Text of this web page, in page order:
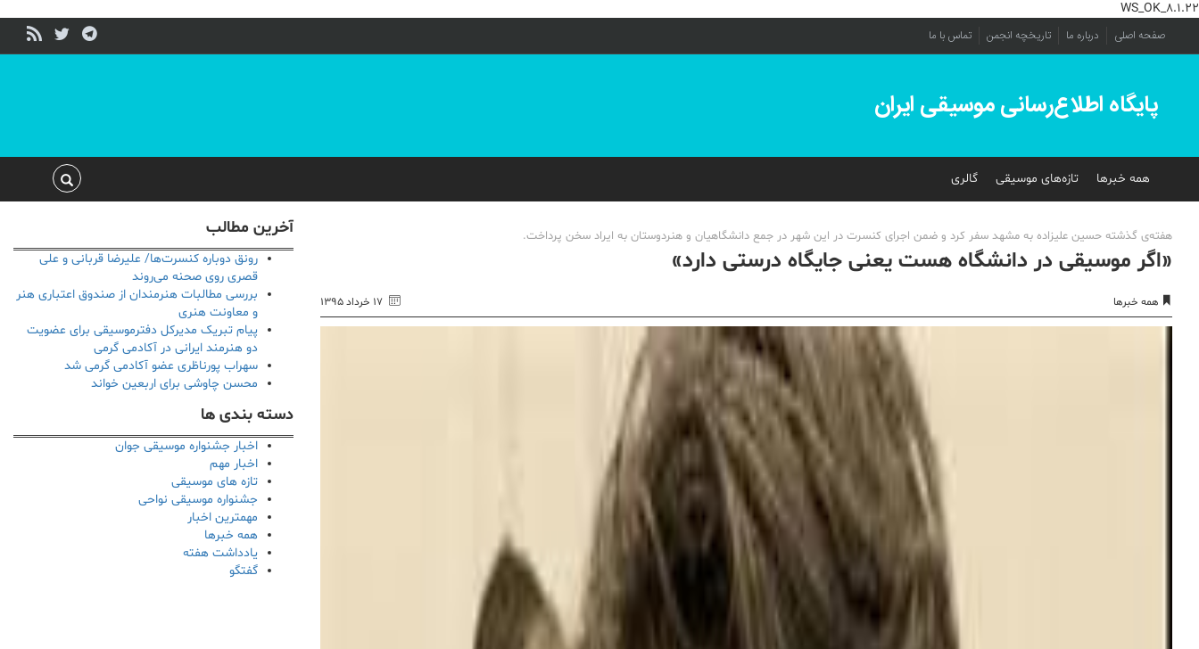
WS_OK_8.1.22
صفحه اصلی درباره ما تاریخچه انجمن تماس با ما
پایگاه اطلاع‌رسانی موسیقی ایران
همه خبرها تازه‌های موسیقی گالری
هفته‌ی گذشته حسین علیزاده به مشهد سفر کرد و ضمن اجرای کنسرت در این شهر در جمع دانشگاهیان و هنردوستان به ایراد سخن پرداخت.
«اگر موسیقی در دانشگاه هست یعنی جایگاه درستی دارد»
همه خبرها ۱۷ خرداد ۱۳۹۵
آخرین مطالب
رونق دوباره کنسرت‌ها/ علیرضا قربانی و علی
قصری روی صحنه می‌روند
بررسی مطالبات هنرمندان از صندوق اعتباری هنر
و معاونت هنری
پیام تبریک مدیرکل دفترموسیقی برای عضویت
دو هنرمند ایرانی در آکادمی گرمی
سهراب پورناظری عضو آکادمی گرمی شد
محسن چاوشی برای اربعین خواند
دسته بندی ها
اخبار جشنواره موسیقی جوان
اخبار مهم
تازه های موسیقی
جشنواره موسیقی نواحی
مهمترین اخبار
همه خبرها
یادداشت هفته
گفتگو